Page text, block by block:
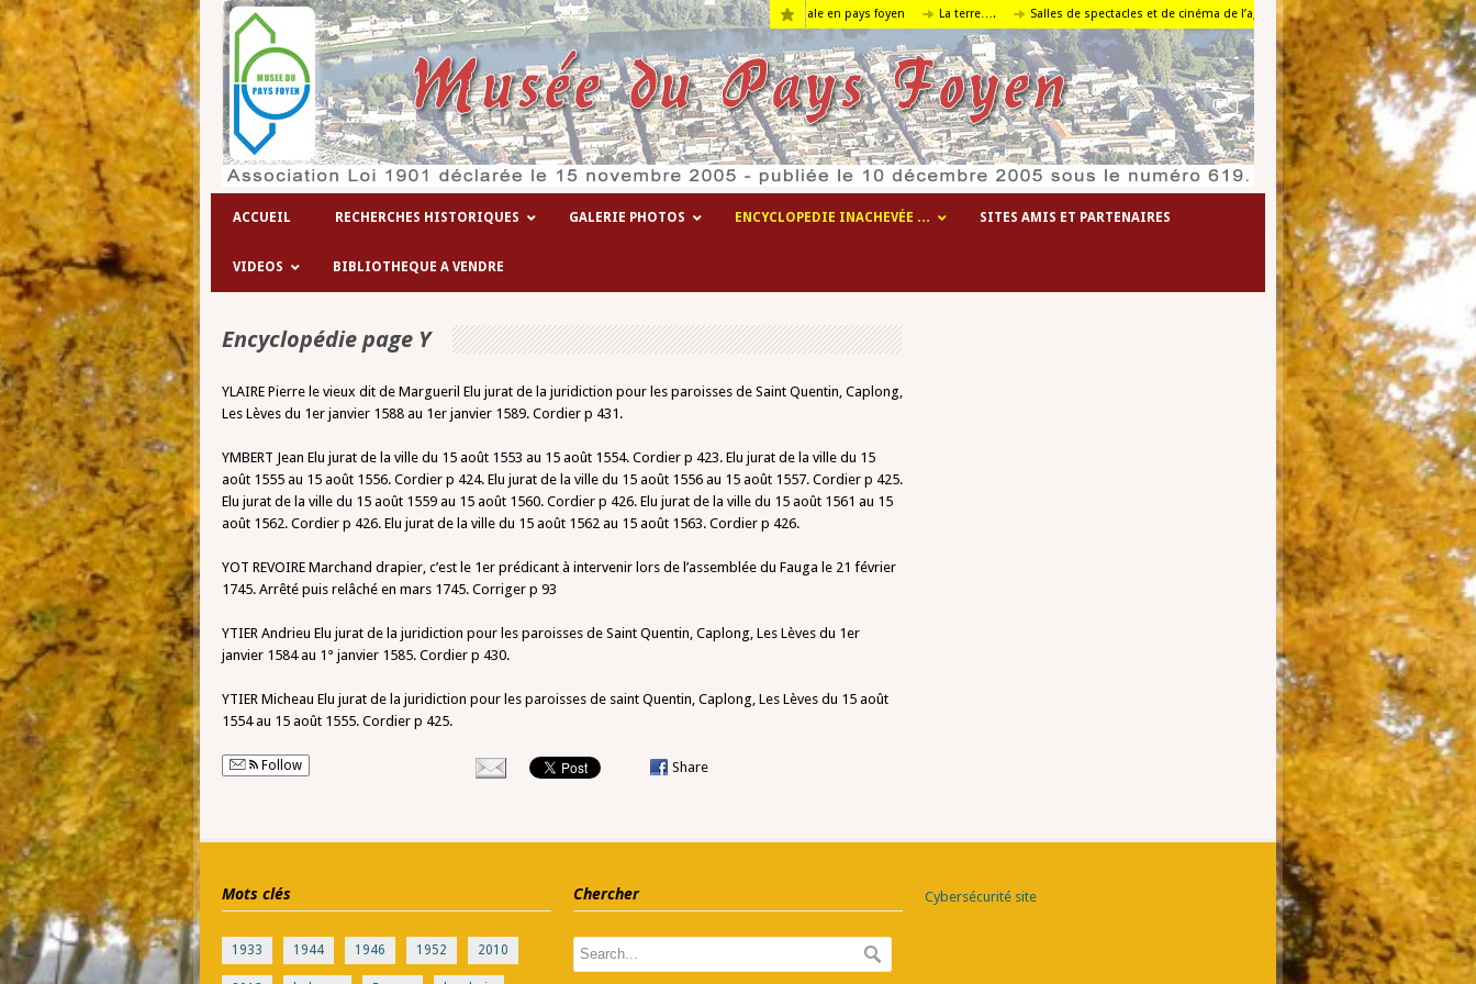
Les hôpitaux temporaires de la 1° guerre mondiale en pays foyen La terre…. Salles de spectacles et de cinéma de l’agglomération foyenne Le travail en
ACCUEIL RECHERCHES HISTORIQUES GALERIE PHOTOS ENCYCLOPEDIE INACHEVÉE … SITES AMIS ET PARTENAIRES
VIDEOS BIBLIOTHEQUE A VENDRE
Encyclopédie page Y
YLAIRE Pierre le vieux dit de Margueril Elu jurat de la juridiction pour les paroisses de Saint Quentin, Caplong,
Les Lèves du 1er janvier 1588 au 1er janvier 1589. Cordier p 431.
YMBERT Jean Elu jurat de la ville du 15 août 1553 au 15 août 1554. Cordier p 423. Elu jurat de la ville du 15
août 1555 au 15 août 1556. Cordier p 424. Elu jurat de la ville du 15 août 1556 au 15 août 1557. Cordier p 425.
Elu jurat de la ville du 15 août 1559 au 15 août 1560. Cordier p 426. Elu jurat de la ville du 15 août 1561 au 15
août 1562. Cordier p 426. Elu jurat de la ville du 15 août 1562 au 15 août 1563. Cordier p 426.
YOT REVOIRE Marchand drapier, c’est le 1er prédicant à intervenir lors de l’assemblée du Fauga le 21 février
1745. Arrêté puis relâché en mars 1745. Corriger p 93
YTIER Andrieu Elu jurat de la juridiction pour les paroisses de Saint Quentin, Caplong, Les Lèves du 1er
janvier 1584 au 1° janvier 1585. Cordier p 430.
YTIER Micheau Elu jurat de la juridiction pour les paroisses de saint Quentin, Caplong, Les Lèves du 15 août
1554 au 15 août 1555. Cordier p 425.
Follow Share
Mots clés
1933 1944 1946 1952 2010
Chercher Cybersécurité site